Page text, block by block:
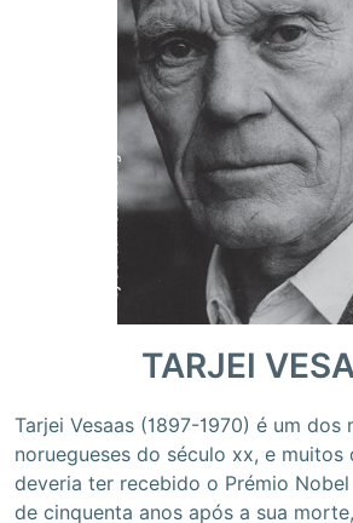
TARJEI
Tarjei Vesaas (1897-1970) é um dos
noruegueses do século xx, e muitos
deveria ter recebido o Prémio
de cinquenta anos após a sua